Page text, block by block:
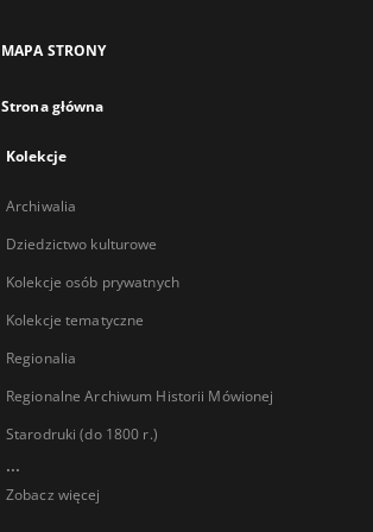
MAPA STRONY
Strona główna
Kolekcje
Archiwalia
Dziedzictwo kulturowe
Kolekcje osób prywatnych
Kolekcje tematyczne
Regionalia
Regionalne Archiwum Historii Mówionej
Starodruki (do 1800 r.)
...
Zobacz więcej